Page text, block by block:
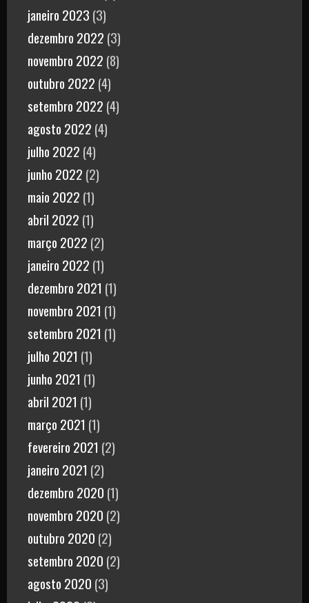
janeiro 2023 (3)
dezembro 2022 (3)
novembro 2022 (8)
outubro 2022 (4)
setembro 2022 (4)
agosto 2022 (4)
julho 2022 (4)
junho 2022 (2)
maio 2022 (1)
abril 2022 (1)
março 2022 (2)
janeiro 2022 (1)
dezembro 2021 (1)
novembro 2021 (1)
setembro 2021 (1)
julho 2021 (1)
junho 2021 (1)
abril 2021 (1)
março 2021 (1)
fevereiro 2021 (2)
janeiro 2021 (2)
dezembro 2020 (1)
novembro 2020 (2)
outubro 2020 (2)
setembro 2020 (2)
agosto 2020 (3)